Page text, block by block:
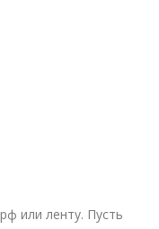
или ленту. Пусть